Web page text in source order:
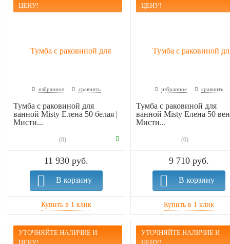
ЦЕНУ!
избранное сравнить
Тумба с раковиной для
ванной Misty Елена 50 белая |
Мисти...
(0)
11 930 руб.
В корзину
ЦЕНУ!
избранное сравнить
Тумба с раковиной для
ванной Misty Елена 50
Мисти...
(0)
9 710 руб.
В корзину
УТОЧНЯЙТЕ НАЛИЧИЕ И
ЦЕНУ!
УТОЧНЯЙТЕ НАЛИЧИЕ И
ЦЕНУ!